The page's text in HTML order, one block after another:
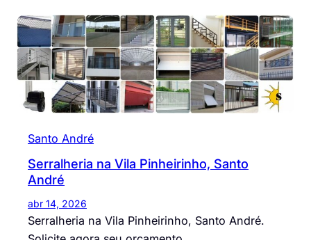
Santo André
Serralheria na Vila Pinheirinho, Santo
André
abr 14, 2026
Serralheria na Vila Pinheirinho, Santo André.